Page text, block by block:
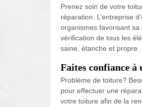
Prenez soin de votre
réparation. L’entreprise
organismes favorisant
vérification de tous les
saine, étanche et propre.
Faites confiance à
Problème de toiture?
pour effectuer une
votre toiture afin de la